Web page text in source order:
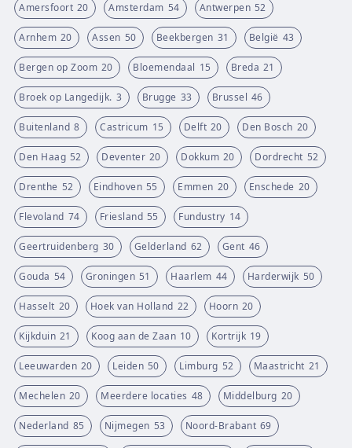
Amersfoort 20 Amsterdam 54 Antwerpen 52
Arnhem 20 Assen 50 Beekbergen 31 België 43
Bergen op Zoom 20 Bloemendaal 15 Breda 21
Broek op Langedijk. 3 Brugge 33 Brussel 46
Buitenland 8 Castricum 15 Delft 20 Den Bosch 20
Den Haag 52 Deventer 20 Dokkum 20 Dordrecht 52
Drenthe 52 Eindhoven 55 Emmen 20 Enschede 20
Flevoland 74 Friesland 55 Fundustry 14
Geertruidenberg 30 Gelderland 62 Gent 46
Gouda 54 Groningen 51 Haarlem 44 Harderwijk 50
Hasselt 20 Hoek van Holland 22 Hoorn 20
Kijkduin 21 Koog aan de Zaan 10 Kortrijk 19
Leeuwarden 20 Leiden 50 Limburg 52 Maastricht 21
Mechelen 20 Meerdere locaties 48 Middelburg 20
Nederland 85 Nijmegen 53 Noord-Brabant 69